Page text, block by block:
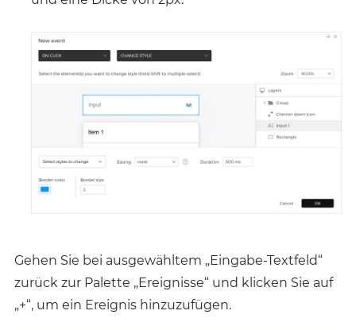
Gehen Sie bei ausgewähltem „Eingabe-Textfeld“
zurück zur Palette „Ereignisse“ und klicken Sie auf
„+“, um ein Ereignis hinzuzufügen.